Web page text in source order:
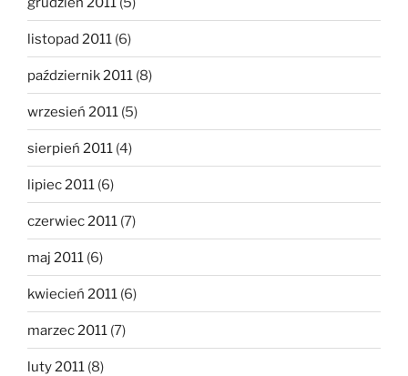
listopad 2011 (6)
październik 2011 (8)
wrzesień 2011 (5)
sierpień 2011 (4)
lipiec 2011 (6)
czerwiec 2011 (7)
maj 2011 (6)
kwiecień 2011 (6)
marzec 2011 (7)
luty 2011 (8)